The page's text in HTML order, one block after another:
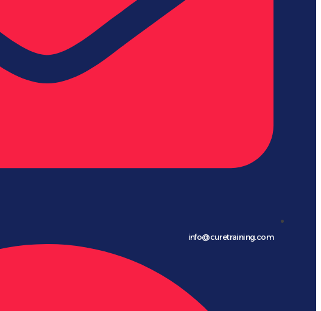
info@curetraining.com